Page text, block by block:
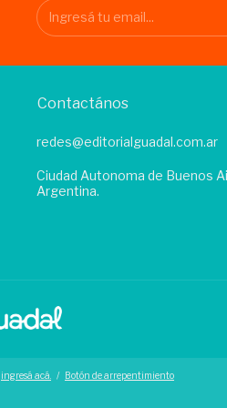
Contactános
redes@editorialguadal.com.ar
Ciudad Autonoma de Buenos
Argentina.
ingresá acá. / Botón de arrepentimiento